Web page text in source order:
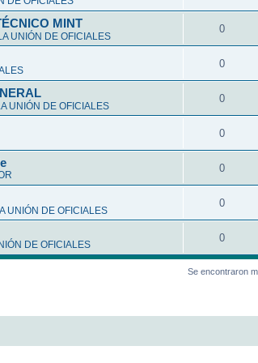
MINT
UNIÓN DE OFICIALES
0
0
UNIÓN DE OFICIALES
0
0
0
UNIÓN DE OFICIALES
0
DE OFICIALES
0
Se encontraron